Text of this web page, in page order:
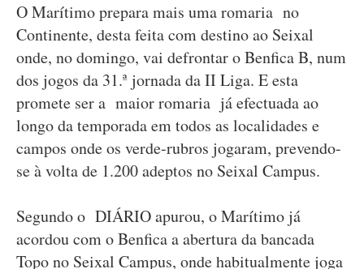
O Marítimo prepara mais uma romaria no
Continente, desta feita com destino ao Seixal
onde, no domingo, vai defrontar o Benfica B, num
dos jogos da 31.ª jornada da II Liga. E esta
promete ser a maior romaria já efectuada ao
longo da temporada em todos as localidades e
campos onde os verde-rubros jogaram, prevendo-
se à volta de 1.200 adeptos no Seixal Campus.
Segundo o DIÁRIO apurou, o Marítimo já
acordou com o Benfica a abertura da bancada
Topo no Seixal Campus, onde habitualmente joga